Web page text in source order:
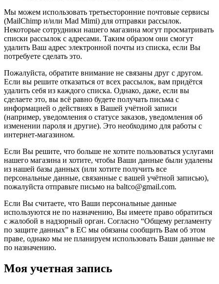
Мы можем использовать третьесторонние почтовые сервисы
(MailChimp и/или Mad Mimi) для отправки рассылок.
Некоторые сотрудники нашего магазина могут просматривать
списки рассылок с адресами. Таким образом они смогут
удалить Ваш адрес электронной почты из списка, если Вы
потребуете сделать это.
Пожалуйста, обратите внимание не связаны друг с другом.
Если вы решите отказаться от всех рассылок, вам придётся
удалить себя из каждого списка. Однако, даже, если вы
сделаете это, вы всё равно будете получать письма с
информацией о действиях в Вашей учётной записи
(например, уведомления о статусе заказов, уведомления об
изменении пароля и другие). Это необходимо для работы с
интернет-магазином.
Если Вы решите, что больше не хотите пользоваться услугами
нашего магазина и хотите, чтобы Ваши данные были удалены
из нашей базы данных (или хотите получить все
персональные данные, связанные с вашей учётной записью),
пожалуйста отправьте письмо на baltco@gmail.com.
Если Вы считаете, что Ваши персональные данные
используются не по назначению, Вы имеете право обратиться
с жалобой в надзорный орган. Согласно “Общему регламенту
по защите данных” в ЕС мы обязаны сообщить Вам об этом
праве, однако мы не планируем использовать Ваши данные не
по назначению.
Моя учетная запись